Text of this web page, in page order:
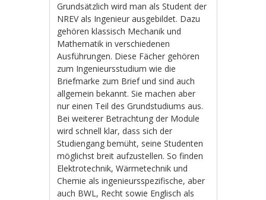
Grundsätzlich wird man als Student der
NREV als Ingenieur ausgebildet. Dazu
gehören klassisch Mechanik und
Mathematik in verschiedenen
Ausführungen. Diese Fächer gehören
zum Ingenieursstudium wie die
Briefmarke zum Brief und sind auch
allgemein bekannt. Sie machen aber
nur einen Teil des Grundstudiums aus.
Bei weiterer Betrachtung der Module
wird schnell klar, dass sich der
Studiengang bemüht, seine Studenten
möglichst breit aufzustellen. So finden
Elektrotechnik, Wärmetechnik und
Chemie als ingenieursspezifische, aber
auch BWL, Recht sowie Englisch als